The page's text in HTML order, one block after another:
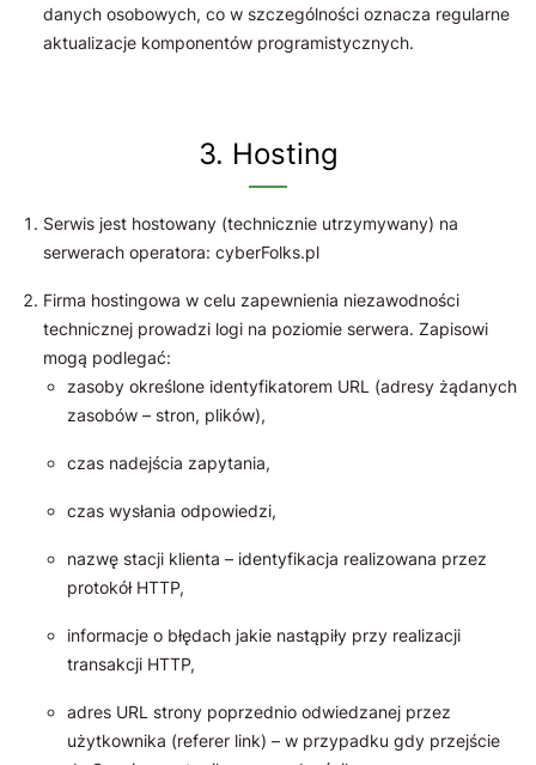
danych osobowych, co w szczególności oznacza regularne
aktualizacje komponentów programistycznych.
3. Hosting
Serwis jest hostowany (technicznie utrzymywany) na
serwerach operatora: cyberFolks.pl
Firma hostingowa w celu zapewnienia niezawodności
technicznej prowadzi logi na poziomie serwera. Zapisowi
mogą podlegać:
zasoby określone identyfikatorem URL (adresy żądanych
zasobów – stron, plików),
czas nadejścia zapytania,
czas wysłania odpowiedzi,
nazwę stacji klienta – identyfikacja realizowana przez
protokół HTTP,
informacje o błędach jakie nastąpiły przy realizacji
transakcji HTTP,
adres URL strony poprzednio odwiedzanej przez
użytkownika (referer link) – w przypadku gdy przejście